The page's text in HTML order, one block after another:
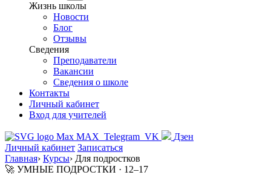
Жизнь школы
Новости
Блог
Отзывы
Сведения
Преподаватели
Вакансии
Сведения о школе
Контакты
Личный кабинет
Вход для учителей
MAX Telegram VK
Дзен
Личный кабинет Записаться
Главная› Курсы› Для подростков
🚀 УМНЫЕ ПОДРОСТКИ · 12–17